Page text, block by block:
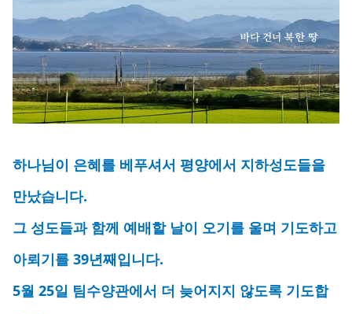
하나님이 은혜를 베푸셔서 평양에서 지하성도들을
만났습니다.
그 성도들과 함께 예배할 날이 오기를 울며 기도하고
아뢰기를 39년째입니다.
5월 25일 팀수양관에서 더 늦어지지 않도록 기도합